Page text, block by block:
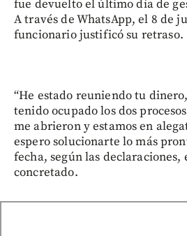
fue devuelto el último día de
A través de WhatsApp, el 8 de
funcionario justificó su retraso.
“He estado reuniendo tu
tenido ocupado los dos
me abrieron y estamos en
espero solucionarte lo más
fecha, según las declaraciones,
concretado.